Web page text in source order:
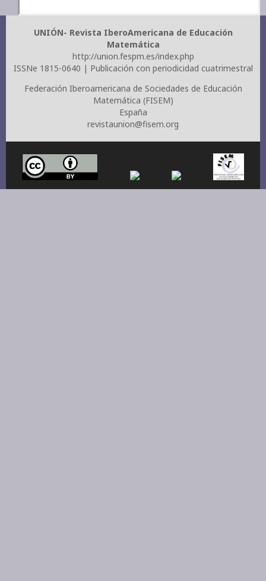
UNIÓN- Revista IberoAmericana de Educación
Matemática
http://union.fespm.es/index.php
ISSNe 1815-0640 | Publicación con periodicidad cuatrimestral
Federación Iberoamericana de Sociedades de Educación
Matemática (FISEM)
España
revistaunion@fisem.org